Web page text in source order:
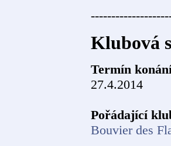
Klubová
Termín
27.4.2014
Pořádající
Bouvier des